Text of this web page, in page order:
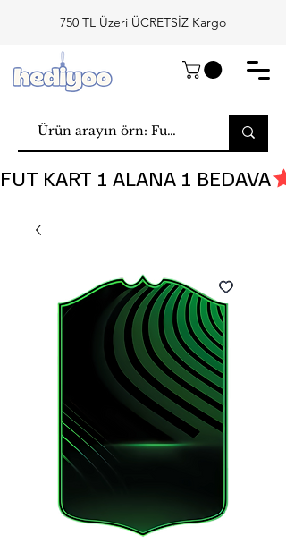
750 TL Üzeri ÜCRETSİZ Kargo
FUT KART 1 ALANA 1 BEDAVA